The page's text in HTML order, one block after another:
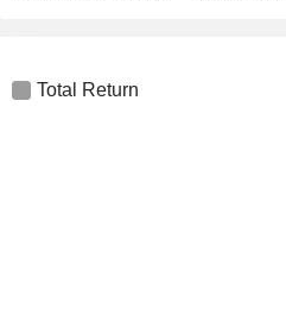
Total Return